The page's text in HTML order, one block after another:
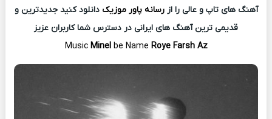
آهنگ های تاپ و عالی را ازرسانه پاور موزیک دانلود کنید جدیدترین و
قدیمی ترین آهنگ های ایرانی در دسترس شما کاربران عزیز
MusicMinel be Name Roye Farsh Az